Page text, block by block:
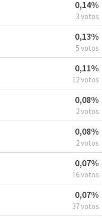
0,14%
3 votos
0,13%
5 votos
0,11%
12 votos
0,08%
2 votos
0,08%
2 votos
0,07%
16 votos
0,07%
37 votos